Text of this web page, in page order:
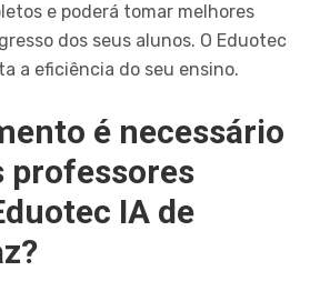
e poderá tomar melhores
dos seus alunos. O Eduotec
a eficiência do seu ensino.
é necessário
professores
IA de